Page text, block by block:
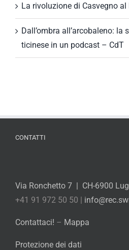
La rivoluzione di Casvegno al
Dall’ombra all’arcobaleno: la
ticinese in un podcast – CdT
CONTATTI
Via Ronchetto 7 | CH-6900
+41 91 972 50 50 |
Contattaci! – Mappa
Protezione dei dati